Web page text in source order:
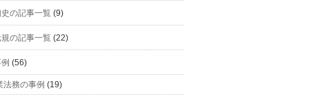
の記事一覧 (9)
規の記事一覧 (22)
(56)
法務の事例 (19)